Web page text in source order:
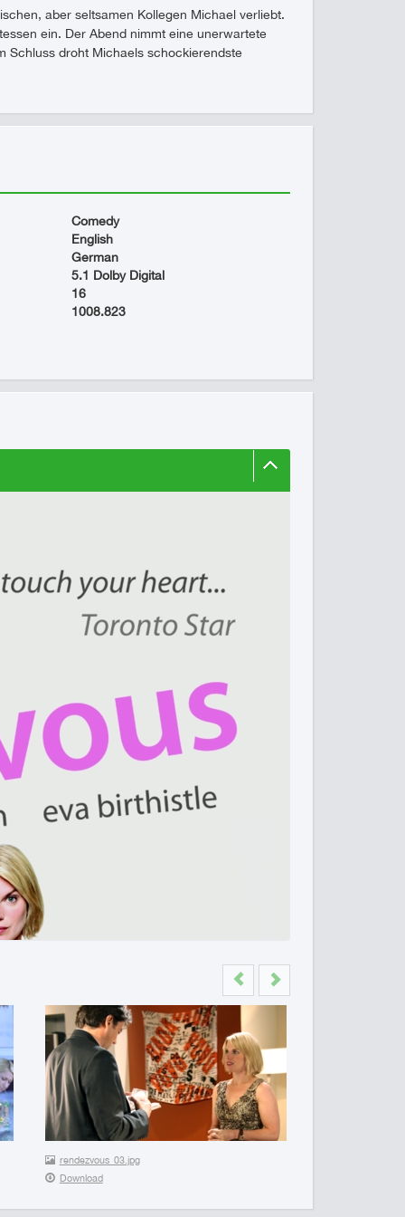
aber seltsamen Kollegen Michael verliebt.
ein. Der Abend nimmt eine unerwartete
Schluss droht Michaels schockierendste
Comedy
English
German
5.1 Dolby Digital
16
1008.823
rendezvous_03.jpg
Download
Previous
Next